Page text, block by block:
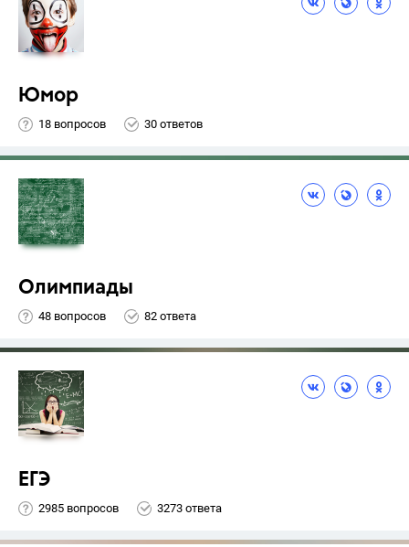
Юмор
18 вопросов 30 ответов
Олимпиады
48 вопросов 82 ответа
ЕГЭ
2985 вопросов 3273 ответа